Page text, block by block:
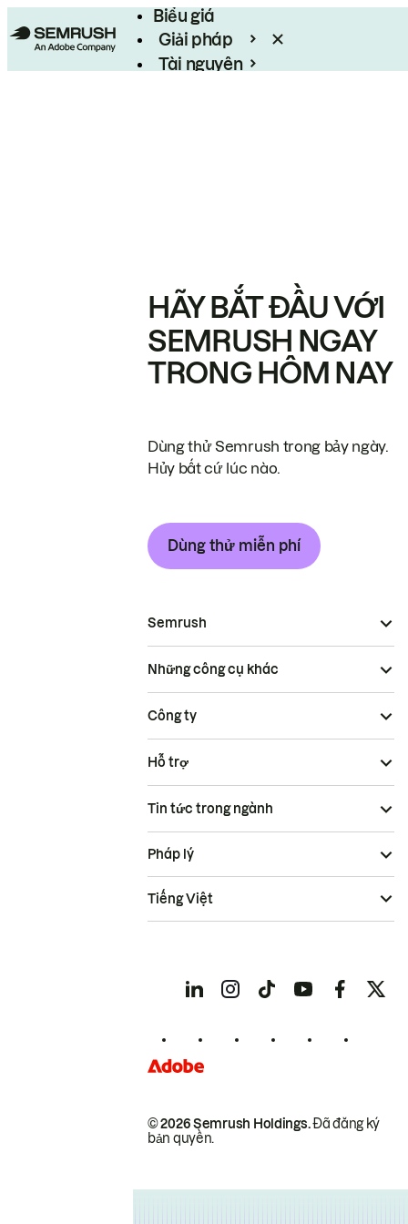
Biểu giá
Giải pháp
Tài nguyên
HÃY BẮT ĐẦU VỚI
SEMRUSH NGAY
TRONG HÔM NAY
Dùng thử Semrush trong bảy ngày.
Hủy bất cứ lúc nào.
Dùng thử miễn phí
Semrush
Những công cụ khác
Công ty
Hỗ trợ
Tin tức trong ngành
© 2026 Semrush Holdings.Đã đăng ký
bản quyền.
Pháp lý
Tiếng Việt